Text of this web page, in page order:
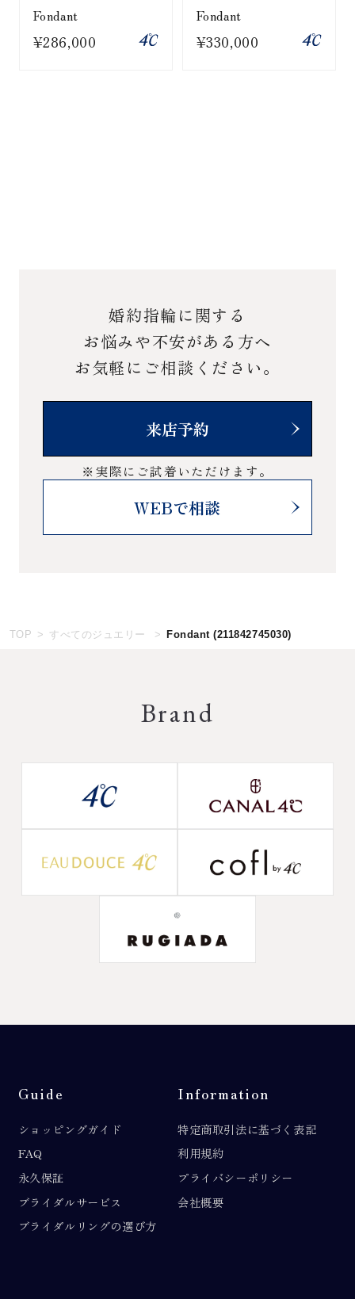
Fondant
¥286,000
Fondant
¥330,000
婚約指輪に関する
お悩みや不安がある方へ
お気軽にご相談ください。
来店予約
※実際にご試着いただけます。
WEBで相談
TOP すべてのジュエリー Fondant(211842745030)
Brand
Guide
ショッピングガイド
FAQ
永久保証
ブライダルサービス
ブライダルリングの選び方
Information
特定商取引法に基づく表記
利用規約
プライバシーポリシー
会社概要